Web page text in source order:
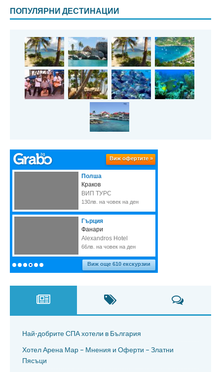
ПОПУЛЯРНИ ДЕСТИНАЦИИ
Най-добрите СПА хотели в България
Хотел Арена Мар – Мнения и Оферти – Златни
Пясъци